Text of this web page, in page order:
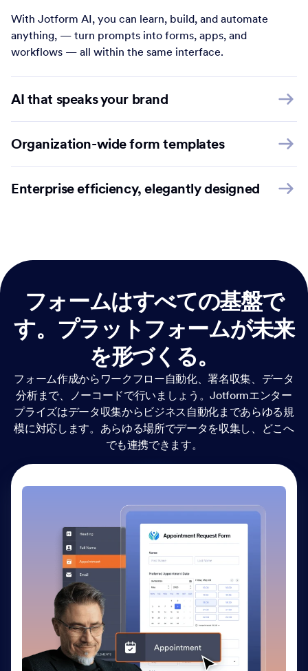
With Jotform AI, you can learn, build, and automate
anything, — turn prompts into forms, apps, and
workflows — all within the same interface.
AI that speaks your brand
Organization-wide form templates
Enterprise efficiency, elegantly designed
フォームはすべての基盤で
す。 プラットフォームが未来
を形づくる。
フォーム作成からワークフロー自動化、署名収集、データ
分析まで、ノーコードで行いましょう。Jotformエンター
プライズはデータ収集からビジネス自動化まであらゆる規
模に対応します。あらゆる場所でデータを収集し、どこへ
でも連携できます。